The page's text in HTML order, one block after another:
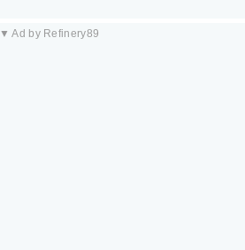
▼ Ad by Refinery89